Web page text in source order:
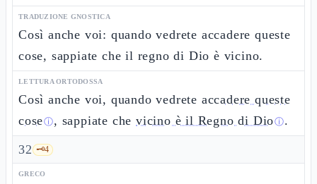
TRADUZIONE GNOSTICA
Così anche voi: quando vedrete accadere queste
cose, sappiate che il regno di Dio è vicino.
LETTURA ORTODOSSA
Così anche voi, quando vedrete accadere queste
coseⓘ, sappiate chevicino è il Regno di Dioⓘ.
32 🗝️4
GRECO